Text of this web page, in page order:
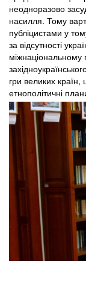
неодноразово
насилля. Тому
публіцистами у
за відсутності
міжнаціональному
гри великих
етнополітичні